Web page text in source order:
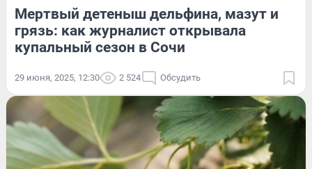
Мертвый детеныш дельфина, мазут и
грязь: как журналист открывала
купальный сезон в Сочи
29 июня, 2025, 12:30 2 524 Обсудить